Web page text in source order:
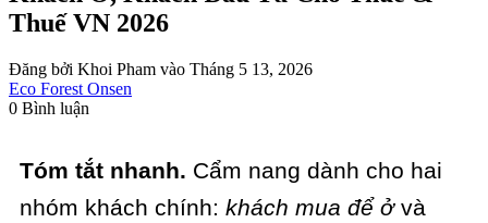
Thuế VN 2026
Đăng bởi Khoi Pham vào Tháng 5 13, 2026
Eco Forest Onsen
0 Bình luận
Tóm tắt nhanh. Cẩm nang dành cho hai
nhóm khách chính: khách mua để ởvà